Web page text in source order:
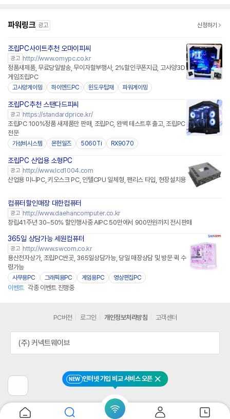
파워링크 광고 신청하기
조립PC사이트추천 오마이피씨
광고 http://www.omypc.co.kr
정품새제품, 무료당일발송, 무이자할부행사, 2%할인쿠폰지급, 고사양3D
게임조립PC
고사양게이밍 하이엔드PC 윈도우탑재 파워게이밍
조립PC추천 스탠다드피씨
광고 https://standardprice.kr/
조립PC 100%정품 새제품만 판매, 조립PC, 완벽 테스트후 출고, 조립PC
전문
가성비시스템 몬헌일즈 5060Ti RX9070
조립PC 산업용 소형PC
광고 http://www.lcd1004.com
산업용 미니PC, 키오스크 PC, 인텔CPU 일체형, 팬리스 타입, 현장설치용
컴퓨터할인매장 대한컴퓨터
광고 http://www.daehancomputer.co.kr
창립41주년 30~50% 할인행사중 AIPC 50만에서 900만원까지 전시판매
365일 상담가능 세원컴퓨터
광고 http://www.swcom.co.kr
용산전자상가, 조립PC싼곳, 365일상담가능, 당일 매장상담 및 방문 퀵 수
령가능
사무용PC 그래픽용PC 게임용PC 영상편집PC
이벤트 각종 이벤트 진행중
전
페
이
지
NEW 인터넷 가입 비교 서비스 오픈 닫기
PC버전 로그인 개인정보처리방침 고객센터
(주) 커넥트웨이브